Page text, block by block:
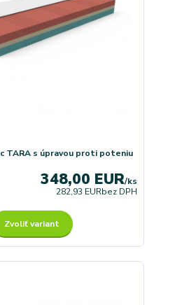
TARA s úpravou proti poteniu
348,00 EUR/ks
282,93 EURbez DPH
Zvoliť variant